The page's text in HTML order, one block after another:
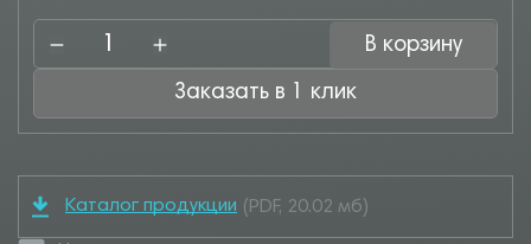
В корзину
Заказать в 1 клик
Каталог продукции (PDF, 20.02 мб)